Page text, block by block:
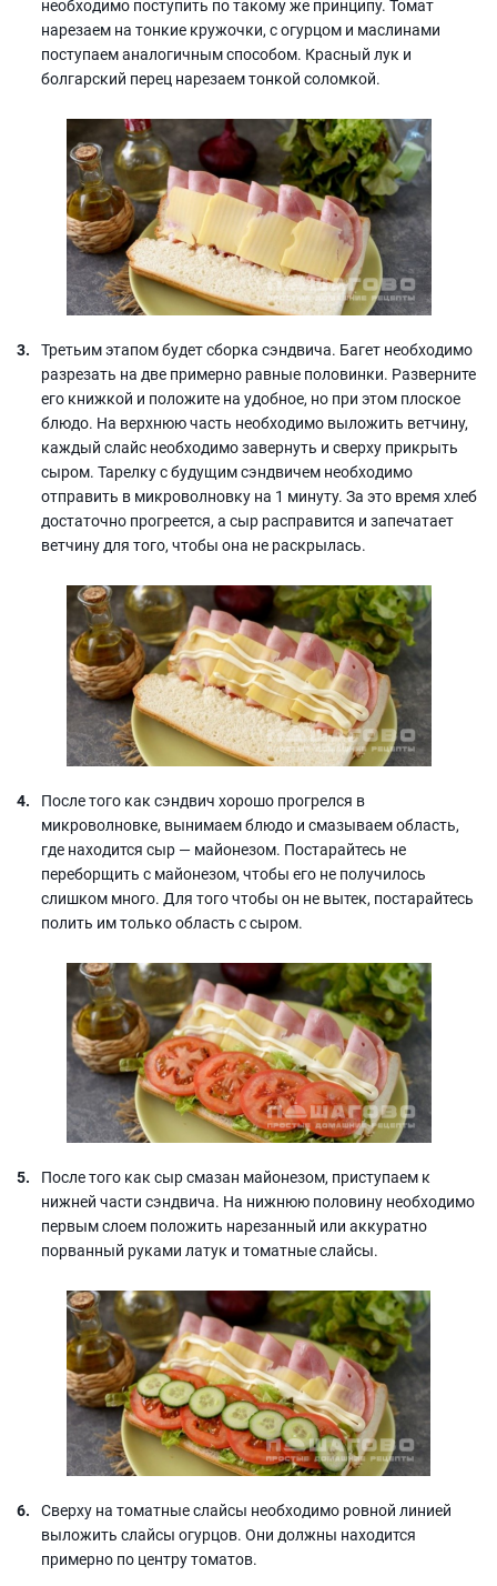
необходимо поступить по такому же принципу. Томат
нарезаем на тонкие кружочки, с огурцом и маслинами
поступаем аналогичным способом. Красный лук и
болгарский перец нарезаем тонкой соломкой.
Третьим этапом будет сборка сэндвича. Багет необходимо
разрезать на две примерно равные половинки. Разверните
его книжкой и положите на удобное, но при этом плоское
блюдо. На верхнюю часть необходимо выложить ветчину,
каждый слайс необходимо завернуть и сверху прикрыть
сыром. Тарелку с будущим сэндвичем необходимо
отправить в микроволновку на 1 минуту. За это время хлеб
достаточно прогреется, а сыр расправится и запечатает
ветчину для того, чтобы она не раскрылась.
После того как сэндвич хорошо прогрелся в
микроволновке, вынимаем блюдо и смазываем область,
где находится сыр — майонезом. Постарайтесь не
переборщить с майонезом, чтобы его не получилось
слишком много. Для того чтобы он не вытек, постарайтесь
полить им только область с сыром.
После того как сыр смазан майонезом, приступаем к
нижней части сэндвича. На нижнюю половину необходимо
первым слоем положить нарезанный или аккуратно
порванный руками латук и томатные слайсы.
Сверху на томатные слайсы необходимо ровной линией
выложить слайсы огурцов. Они должны находится
примерно по центру томатов.